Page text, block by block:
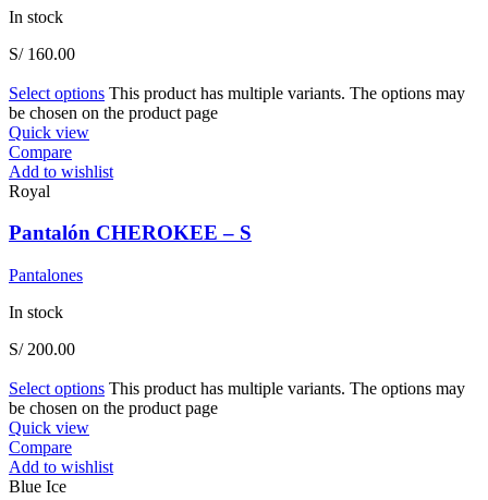
In stock
S/160.00
Select options This product has multiple variants. The options may
be chosen on the product page
Quick view
Compare
Add to wishlist
Royal
Pantalón CHEROKEE – S
Pantalones
In stock
S/200.00
Select options This product has multiple variants. The options may
be chosen on the product page
Quick view
Compare
Add to wishlist
Blue Ice